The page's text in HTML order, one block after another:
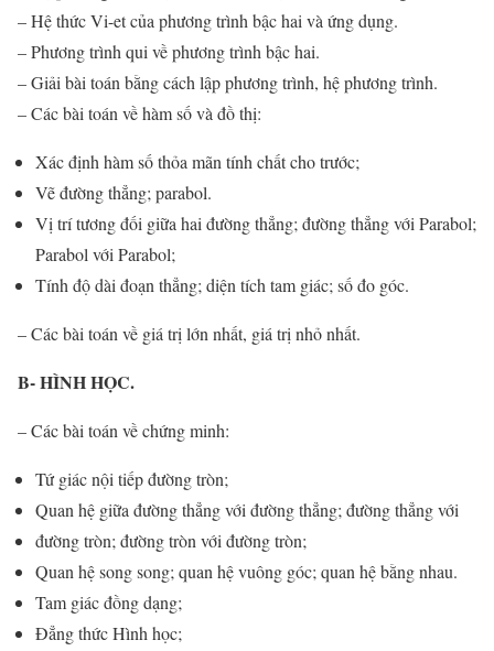
– Hệ thức Vi-et của phương trình bậc hai và ứng dụng.
– Phương trình qui về phương trình bậc hai.
– Giải bài toán bằng cách lập phương trình, hệ phương trình.
– Các bài toán về hàm số và đồ thị:
Xác định hàm số thỏa mãn tính chất cho trước;
Vẽ đường thẳng; parabol.
Vị trí tương đối giữa hai đường thẳng; đường thẳng với Parabol;
Parabol với Parabol;
Tính độ dài đoạn thẳng; diện tích tam giác; số đo góc.
– Các bài toán về giá trị lớn nhất, giá trị nhỏ nhất.
B- HÌNH HỌC.
– Các bài toán về chứng minh:
Tứ giác nội tiếp đường tròn;
Quan hệ giữa đường thẳng với đường thẳng; đường thẳng với
đường tròn; đường tròn với đường tròn;
Quan hệ song song; quan hệ vuông góc; quan hệ bằng nhau.
Tam giác đồng dạng;
Đẳng thức Hình học;